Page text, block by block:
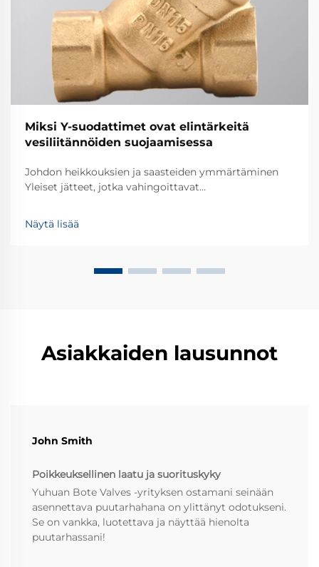
Miksi Y-suodattimet ovat elintärkeitä
vesiliitännöiden suojaamisessa
Johdon heikkouksien ja saasteiden ymmärtäminen
Yleiset jätteet, jotka vahingoittavat
kohtaavat erilaisia jätteitä ajan kuluessa – ajatellaan
hiekkaa, likakerrostumia ja ruostepaloja, jotka jäävät
Ymmärtämällä nämä uhkat, voidaan ottaa käyttöön
Näytä lisää
Asiakkaiden lausunnot
John Smith
Poikkeuksellinen laatu ja suorituskyky
Yuhuan Bote Valves -yrityksen ostamani seinään
asennettava puutarhahana on ylittänyt odotukseni.
Se on vankka, luotettava ja näyttää hienolta
puutarhassani!